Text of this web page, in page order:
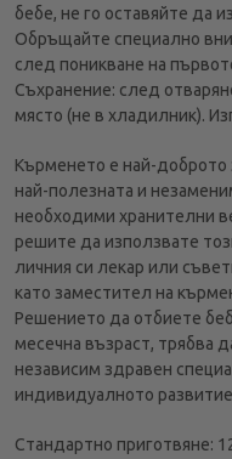
бебе, не го оставяйте да
Обръщайте специално
след поникване на
Съхранение: след
място (не в хладилник).
Кърменето е най-доброто
най-полезната и
необходими хранителни
решите да използвате
личния си лекар или
като заместител на
Решението да отбиете
месечна възраст, трябва
независим здравен
индивидуалното
Стандартно приготвяне: